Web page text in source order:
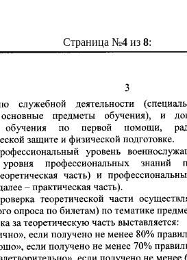
Страница №4из 8: